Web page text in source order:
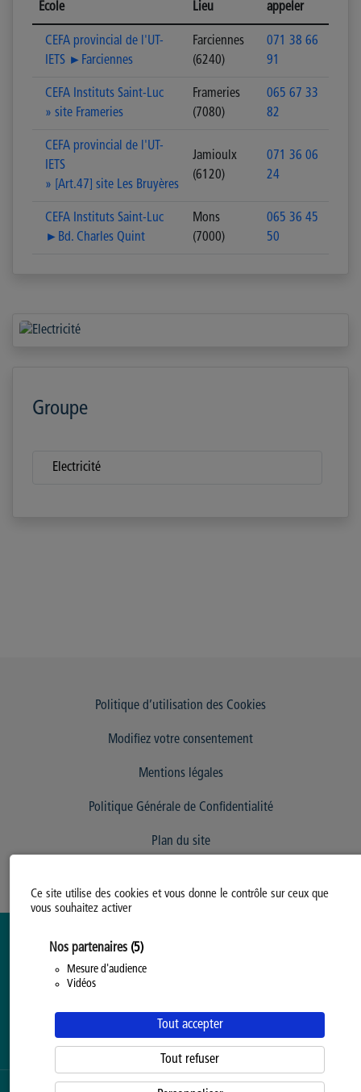
Ce site utilise des cookies et vous donne le contrôle sur ceux que
vous souhaitez activer
Nos partenaires (5)
Mesure d'audience
Vidéos
Tout accepter
Tout refuser
Ecole Lieu
appeler
CEFA provincial de l'UT-
IETS ►Farciennes
Farciennes
(6240)
071 38 66
91
CEFA Instituts Saint-Luc
» site Frameries
Frameries
(7080)
065 67 33
82
CEFA provincial de l'UT-
IETS
» [Art.47] site Les Bruyères
Jamioulx
(6120)
071 36 06
24
CEFA Instituts Saint-Luc
►Bd. Charles Quint
Mons
(7000)
065 36 45
50
Groupe
Electricité
Politique d’utilisation des Cookies
Modifiez votre consentement
Mentions légales
Politique Générale de Confidentialité
Plan du site
SERVICE PROPOSÉ PAR LA